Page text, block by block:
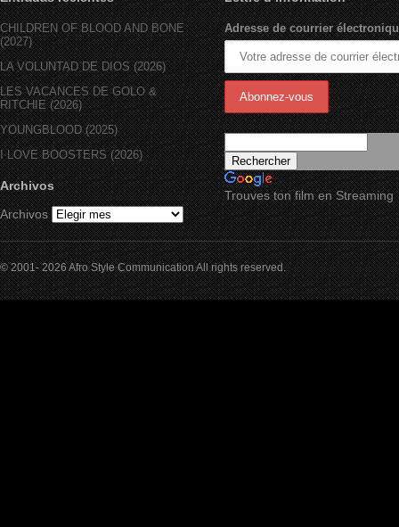
CHILDREN OF BLOOD AND BONE
(2027)
LA VOLUNTAD DE DIOS (2026)
LES VACANCES DE GOLO &
RITCHIE (2026)
YOUNGBLOOD (2025)
I LOVE BOOSTERS (2026)
Archivos
Archivos
Adresse de courrier
Trouves ton film en Streaming
© 2001- 2026 Afro Style Communication All rights reserved.